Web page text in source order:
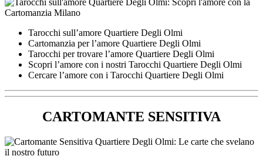
Tarocchi sull’amore Quartiere Degli Olmi
Cartomanzia per l’amore Quartiere Degli Olmi
Tarocchi per trovare l’amore Quartiere Degli Olmi
Scopri l’amore con i nostri Tarocchi Quartiere Degli Olmi
Cercare l’amore con i Tarocchi Quartiere Degli Olmi
CARTOMANTE SENSITIVA